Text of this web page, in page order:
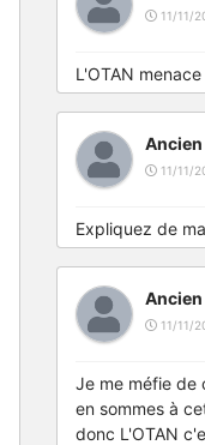
11/11/
L'OTAN
11/11/
Expliquez de
11/11/
Je me méfie de
en sommes à
donc L'OTAN